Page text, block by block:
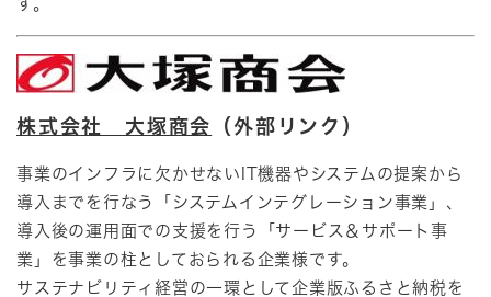
す。​
株式会社 大塚商会 （外部リンク）
事業のインフラに欠かせないIT機器やシステムの提案から
導入までを行なう「システムインテグレーション事業」、
導入後の運用面での支援を行う「サービス＆サポート事
業」を事業の柱としておられる企業様です。
サステナビリティ経営の一環として企業版ふるさと納税を